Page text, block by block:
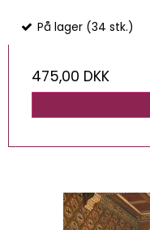
På lager (34 stk.)
475,00 DKK